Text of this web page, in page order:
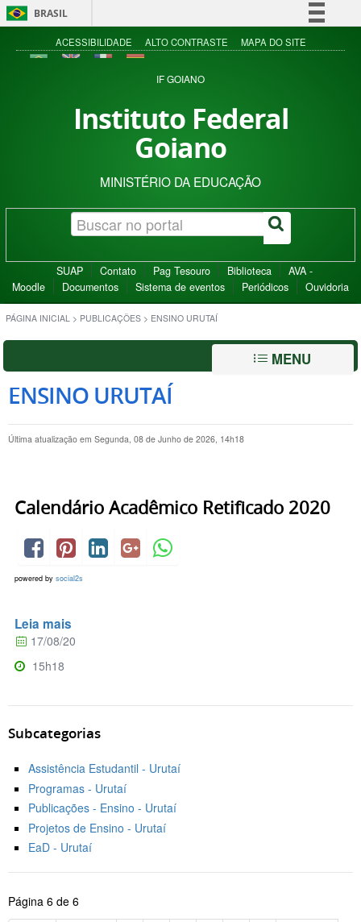
BRASIL
Simplifique!
Acesso à informação
ACESSIBILIDADE ALTO CONTRASTE MAPA DO SITE
IF GOIANO
Instituto Federal
Goiano
MINISTÉRIO DA EDUCAÇÃO
SUAP Contato Pag Tesouro Biblioteca
AVA -
Moodle
Documentos Sistema de eventos Periódicos Ouvidoria
PÁGINA INICIAL > PUBLICAÇÕES > ENSINO URUTAÍ
MENU
ENSINO URUTAÍ
Última atualização em Segunda, 08 de Junho de 2026, 14h18
Calendário Acadêmico Retificado 2020
powered by social2s
Leia mais
17/08/20
15h18
Subcategorias
Assistência Estudantil - Urutaí
Programas - Urutaí
Publicações - Ensino - Urutaí
Projetos de Ensino - Urutaí
EaD - Urutaí
Página 6 de 6